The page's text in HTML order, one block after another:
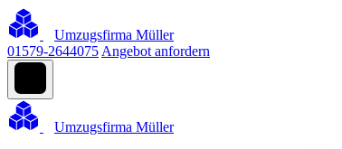
Umzugsfirma Müller
01579-2644075 Angebot anfordern
Umzugsfirma Müller